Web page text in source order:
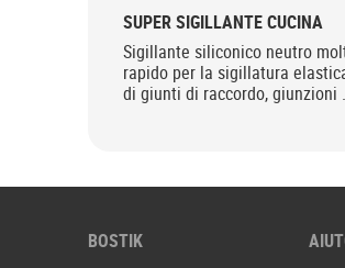
SUPER SIGILLANTE CUCINA
Sigillante siliconico neutro
rapido per la sigillatura
di giunti di raccordo, giunzioni
BOSTIK